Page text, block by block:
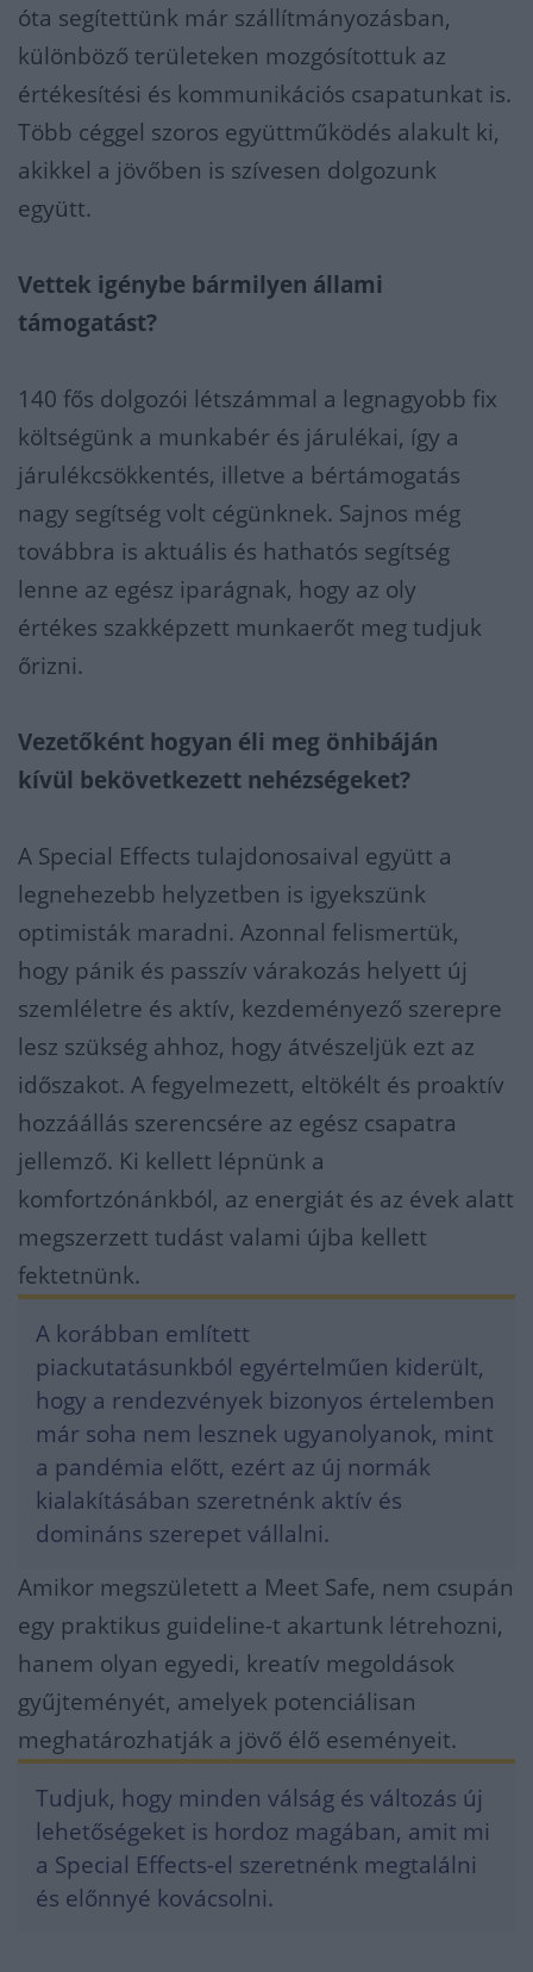
óta segítettünk már szállítmányozásban,
különböző területeken mozgósítottuk az
értékesítési és kommunikációs csapatunkat is.
Több céggel szoros együttműködés alakult ki,
akikkel a jövőben is szívesen dolgozunk
együtt.
Vettek igénybe bármilyen állami
támogatást?
140 fős dolgozói létszámmal a legnagyobb fix
költségünk a munkabér és járulékai, így a
járulékcsökkentés, illetve a bértámogatás
nagy segítség volt cégünknek. Sajnos még
továbbra is aktuális és hathatós segítség
lenne az egész iparágnak, hogy az oly
értékes szakképzett munkaerőt meg tudjuk
őrizni.
Vezetőként hogyan éli meg önhibáján
kívül bekövetkezett nehézségeket?
A Special Effects tulajdonosaival együtt a
legnehezebb helyzetben is igyekszünk
optimisták maradni. Azonnal felismertük,
hogy pánik és passzív várakozás helyett új
szemléletre és aktív, kezdeményező szerepre
lesz szükség ahhoz, hogy átvészeljük ezt az
időszakot. A fegyelmezett, eltökélt és proaktív
hozzáállás szerencsére az egész csapatra
jellemző. Ki kellett lépnünk a
komfortzónánkból, az energiát és az évek alatt
megszerzett tudást valami újba kellett
fektetnünk.
A korábban említett
piackutatásunkból egyértelműen kiderült,
hogy a rendezvények bizonyos értelemben
már soha nem lesznek ugyanolyanok, mint
a pandémia előtt, ezért az új normák
kialakításában szeretnénk aktív és
domináns szerepet vállalni.
Amikor megszületett a Meet Safe, nem csupán
egy praktikus guideline-t akartunk létrehozni,
hanem olyan egyedi, kreatív megoldások
gyűjteményét, amelyek potenciálisan
meghatározhatják a jövő élő eseményeit.
Tudjuk, hogy minden válság és változás új
lehetőségeket is hordoz magában, amit mi
a Special Effects-el szeretnénk megtalálni
és előnnyé kovácsolni.